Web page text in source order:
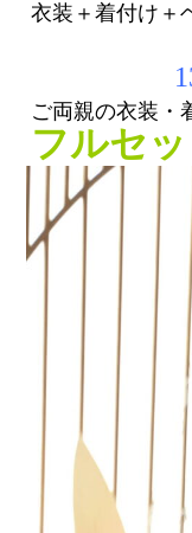
衣装＋着付け
ご両親の衣装・
フルセ